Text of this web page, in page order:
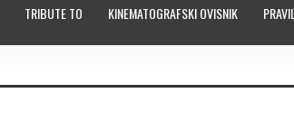
TRIBUTE TO KINEMATOGRAFSKI OVISNIK